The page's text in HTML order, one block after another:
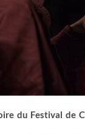
du Festival de